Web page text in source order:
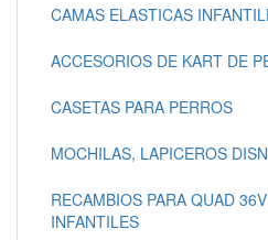
CAMAS ELASTICAS
ACCESORIOS DE KART DE
CASETAS PARA PERROS
MOCHILAS, LAPICEROS
RECAMBIOS PARA QUAD
INFANTILES